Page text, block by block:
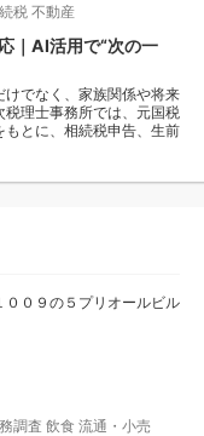
税 不動産
｜AI活用で“次の一
でなく、家族関係や将来
理士事務所では、元国税
とに、相続税申告、生前
０９の５プリオールビル
調査 飲食 流通・小売